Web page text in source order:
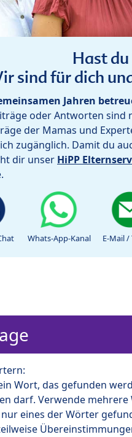
Hast du
sind für dich
Jahren
oder Antworten sind
der Mamas und
zugänglich. Damit du
dir unser HiPP
Whats-App-Kanal E-Mail /
Wort, das gefunden
darf. Verwende
eines der Wörter